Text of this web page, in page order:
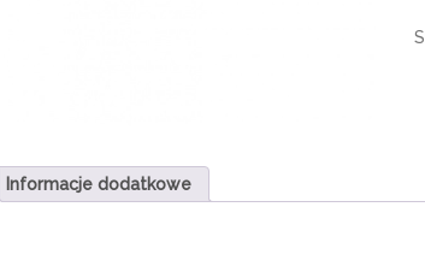
Informacje dodatkowe